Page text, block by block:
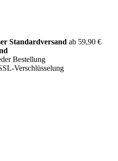
Standardversand ab 59,90 €
Bestellung
Verschlüsselung